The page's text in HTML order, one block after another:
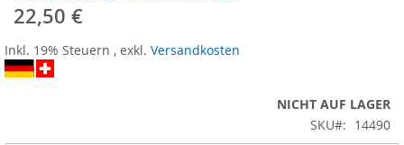
22,50 €
Inkl. 19% Steuern , exkl. Versandkosten
NICHT AUF LAGER
SKU
14490